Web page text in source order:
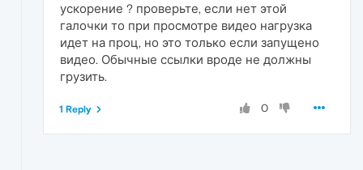
ускорение ? проверьте, если нет этой
галочки то при просмотре видео нагрузка
идет на проц, но это только если запущено
видео. Обычные ссылки вроде не должны
грузить.
0
1 Reply